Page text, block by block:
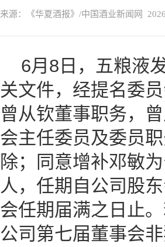
来源：《华夏酒报》/中国酒业新闻网
6月8日，五粮液
关文件，经提名委
曾从钦董事职务，
会主任委员及委员
除；同意增补邓敏
人，任期自公司股
会任期届满之日止
公司第七届董事会